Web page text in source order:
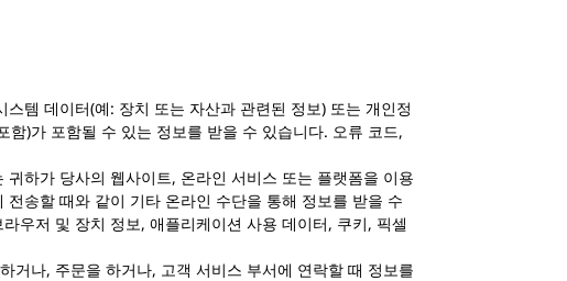
템 데이터(예: 장치 또는 자산과 관련된 정보) 또는 개인정
)가 포함될 수 있는 정보를 받을 수 있습니다. 오류 코드,
하가 당사의 웹사이트, 온라인 서비스 또는 플랫폼을 이용
송할 때와 같이 기타 온라인 수단을 통해 정보를 받을 수
우저 및 장치 정보, 애플리케이션 사용 데이터, 쿠키, 픽셀
거나, 주문을 하거나, 고객 서비스 부서에 연락할 때 정보를